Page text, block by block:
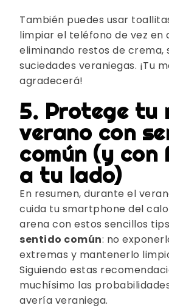
También puedes usar
limpiar el teléfono de vez en
eliminando restos de crema,
suciedades veraniegas. ¡Tu
agradecerá!
5. Protege tu
verano con
común (y con
a tu lado)
En resumen, durante el
cuida tu smartphone del
arena con estos sencillos
sentido común: no
extremas y mantenerlo
Siguiendo estas
muchísimo las
avería veraniega.